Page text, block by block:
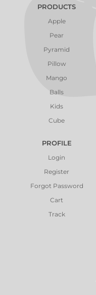
PRODUCTS
Apple
Pear
Pyramid
Pillow
Mango
Balls
Kids
Cube
PROFILE
Login
Register
Forgot Password
Cart
Track